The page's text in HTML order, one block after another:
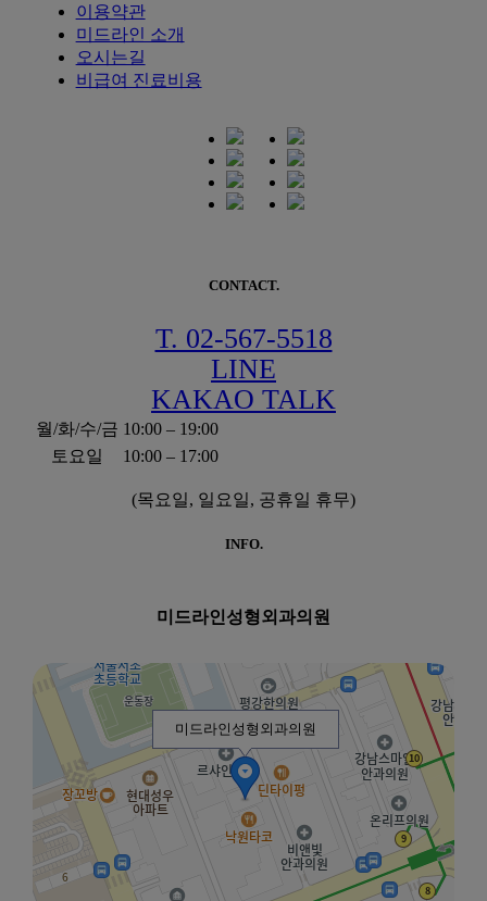
이용약관
미드라인 소개
오시는길
비급여 진료비용
CONTACT.
T. 02-567-5518
LINE
KAKAO TALK
월/화/수/금 10:00 – 19:00
토요일
10:00 – 17:00
(목요일, 일요일, 공휴일 휴무)
INFO.
미드라인성형외과의원
미드라인성형외과의원